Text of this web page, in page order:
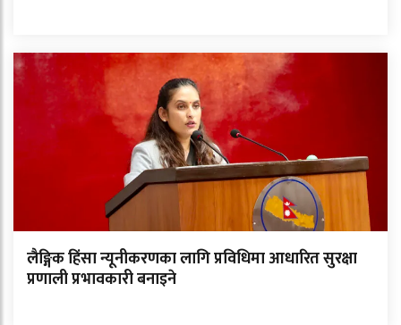
लैङ्गिक हिंसा न्यूनीकरणका लागि प्रविधिमा आधारित सुरक्षा
प्रणाली प्रभावकारी बनाइने